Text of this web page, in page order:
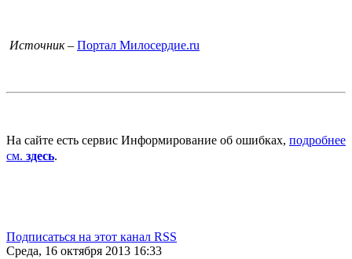
Источник– Портал Милосердие.ru
На сайте есть сервис Информирование об ошибках, подробнее
см. здесь.
Подписаться на этот канал RSS
Среда, 16 октября 2013 16:33